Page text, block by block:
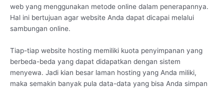
web yang menggunakan metode online dalam penerapannya.
Hal ini bertujuan agar website Anda dapat dicapai melalui
sambungan online.
Tiap-tiap website hosting memiliki kuota penyimpanan yang
berbeda-beda yang dapat didapatkan dengan sistem
menyewa. Jadi kian besar laman hosting yang Anda miliki,
maka semakin banyak pula data-data yang bisa Anda simpan